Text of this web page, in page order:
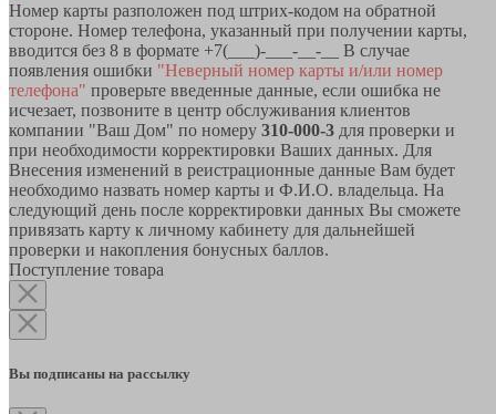
Номер карты разположен под штрих-кодом на обратной
стороне. Номер телефона, указанный при получении карты,
вводится без 8 в формате +7(___)-___-__-__ В случае
появления ошибки "Неверный номер карты и/или номер
телефона" проверьте введенные данные, если ошибка не
исчезает, позвоните в центр обслуживания клиентов
компании "Ваш Дом" по номеру 310-000-3 для проверки и
при необходимости корректировки Ваших данных. Для
Внесения изменений в реистрационные данные Вам будет
необходимо назвать номер карты и Ф.И.О. владельца. На
следующий день после корректировки данных Вы сможете
привязать карту к личному кабинету для дальнейшей
проверки и накопления бонусных баллов.
Поступление товара
Вы подписаны на рассылку